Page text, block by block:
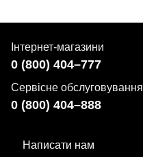
Інтернет-магазини
0 (800) 404–777
Сервісне обслуговування
0 (800) 404–888
Написати нам